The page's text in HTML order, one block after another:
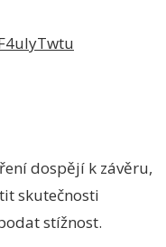
dospějí k závěru,
skutečnosti
stížnost.